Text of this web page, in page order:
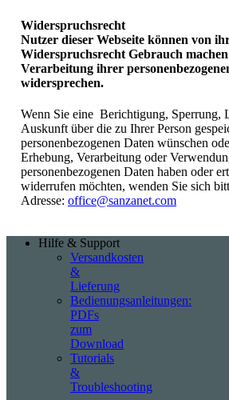
Widerspruchsrecht
Nutzer dieser Webseite können von
Widerspruchsrecht Gebrauch
Verarbeitung ihrer
widersprechen.
Wenn Sie eine Berichtigung, Sperrung,
Auskunft über die zu Ihrer Person
personenbezogenen Daten wünschen
Erhebung, Verarbeitung oder
personenbezogenen Daten haben oder
widerrufen möchten, wenden Sie sich
Adresse: office@sanzanet.com
Hilfe & Support
Versandkosten
&
Lieferung
Bedienungsanleitungen:
PDFs
zum
Download
Tutorials
&
Troubleshooting